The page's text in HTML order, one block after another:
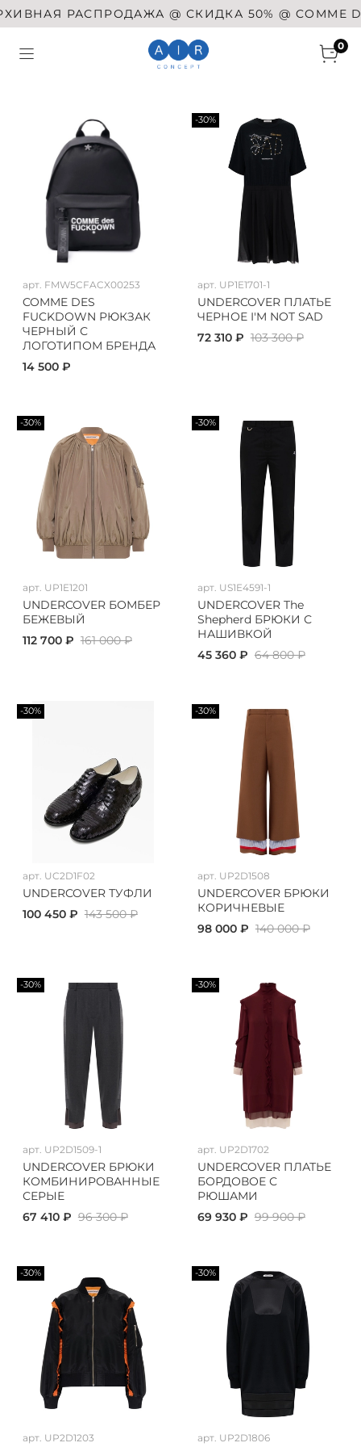
РАСПРОДАЖА @ СКИДКА 50% @ COMME DES
0
арт. FMW5CFACX00253
COMME DES
FUCKDOWN РЮКЗАК
ЧЕРНЫЙ С
ЛОГОТИПОМ БРЕНДА
14 500 ₽
-30%
арт. UP1E1701-1
UNDERCOVER ПЛАТЬЕ
ЧЕРНОЕ I'M NOT SAD
72 310 ₽ 103 300 ₽
-30%
арт. UP1E1201
UNDERCOVER БОМБЕР
БЕЖЕВЫЙ
112 700 ₽ 161 000 ₽
-30%
арт. US1E4591-1
UNDERCOVER The
Shepherd БРЮКИ С
НАШИВКОЙ
45 360 ₽ 64 800 ₽
-30%
арт. UC2D1F02
UNDERCOVER ТУФЛИ
100 450 ₽ 143 500 ₽
-30%
арт. UP2D1508
UNDERCOVER БРЮКИ
КОРИЧНЕВЫЕ
98 000 ₽ 140 000 ₽
-30%
арт. UP2D1509-1
UNDERCOVER БРЮКИ
КОМБИНИРОВАННЫЕ
СЕРЫЕ
67 410 ₽ 96 300 ₽
-30%
арт. UP2D1702
UNDERCOVER ПЛАТЬЕ
БОРДОВОЕ С
РЮШАМИ
69 930 ₽ 99 900 ₽
-30%
арт. UP2D1203
-30%
арт. UP2D1806